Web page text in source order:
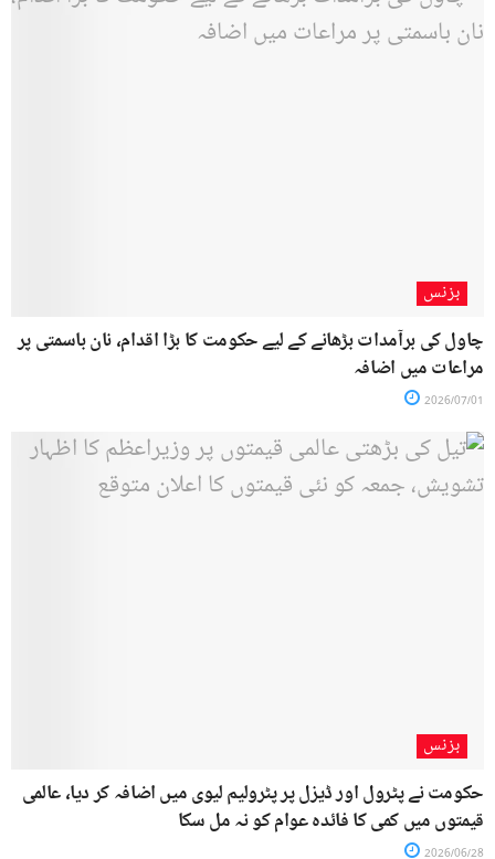
بزنس
چاول کی برآمدات بڑھانے کے لیے حکومت کا بڑا اقدام، نان باسمتی پر
مراعات میں اضافہ
2026/07/01
بزنس
حکومت نے پٹرول اور ڈیزل پر پٹرولیم لیوی میں اضافہ کر دیا، عالمی
قیمتوں میں کمی کا فائدہ عوام کو نہ مل سکا
2026/06/28